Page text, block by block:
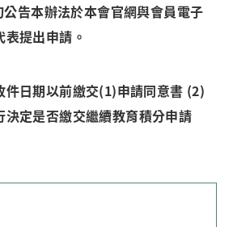
告本辦法於本會官網與會員電子
提出申請。
件日期以前繳交(1)申請同意書 (2)
決定是否繳交繼續教育積分申請